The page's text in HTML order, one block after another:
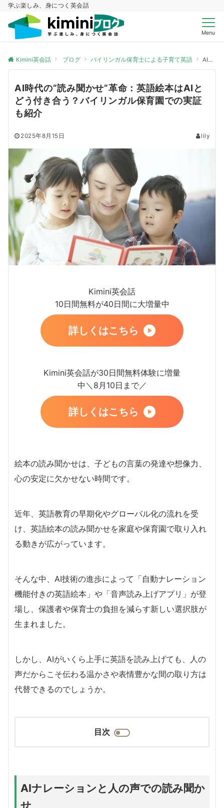
学ぶ楽しみ、身につく英会話
Menu
Kimini英会話 ブログ バイリンガル保育士による子育て英語 AI時代の”読み聞かせ”革命：英語絵本はAIとどう付き合う？バイリンガル保育園での実証も紹介
AI時代の”読み聞かせ”革命：英語絵本はAIと
どう付き合う？バイリンガル保育園での実証
も紹介
2025年8月15日 lily
Kimini英会話
10日間無料が40日間に大増量中
詳しくはこちら
Kimini英会話が30日間無料体験に増量
中＼8月10日まで／
詳しくはこちら
絵本の読み聞かせは、子どもの言葉の発達や想像力、
心の安定に欠かせない時間です。
近年、英語教育の早期化やグローバル化の流れを受
け、英語絵本の読み聞かせを家庭や保育園で取り入れ
る動きが広がっています。
そんな中、AI技術の進歩によって「自動ナレーション
機能付きの英語絵本」や「音声読み上げアプリ」が登
場し、保護者や保育士の負担を減らす新しい選択肢が
生まれました。
しかし、AIがいくら上手に英語を読み上げても、人の
声だからこそ伝わる温かさや表情豊かな間の取り方は
代替できるのでしょうか。
目次
AIナレーションと人の声での読み聞か
せ